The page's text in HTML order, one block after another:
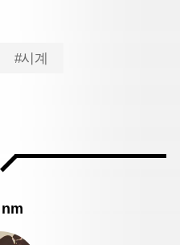
#시계
nm